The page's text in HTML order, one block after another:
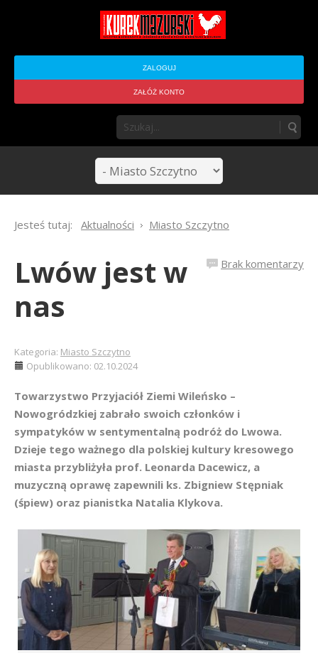
ZALOGUJ
ZAŁÓŻ KONTO
Jesteś tutaj: Aktualności Miasto Szczytno
Brak komentarzy
Lwów jest w
nas
Kategoria: Miasto Szczytno
Opublikowano: 02.10.2024
Towarzystwo Przyjaciół Ziemi Wileńsko –
Nowogródzkiej zabrało swoich członków i
sympatyków w sentymentalną podróż do Lwowa.
Dzieje tego ważnego dla polskiej kultury kresowego
miasta przybliżyła prof. Leonarda Dacewicz, a
muzyczną oprawę zapewnili ks. Zbigniew Stępniak
(śpiew) oraz pianistka Natalia Klykova.